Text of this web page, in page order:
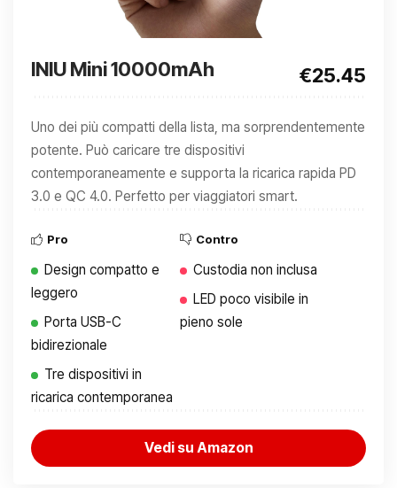
INIU Mini 10000mAh €25.45
Uno dei più compatti della lista, ma sorprendentemente
potente. Può caricare tre dispositivi
contemporaneamente e supporta la ricarica rapida PD
3.0 e QC 4.0. Perfetto per viaggiatori smart.
Pro
Design compatto e
leggero
Porta USB-C
bidirezionale
Tre dispositivi in
ricarica contemporanea
Contro
Custodia non inclusa
LED poco visibile in
pieno sole
Vedi su Amazon